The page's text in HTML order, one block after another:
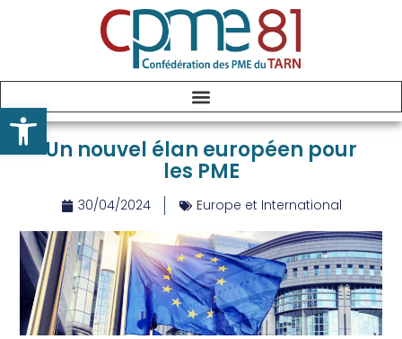
Un nouvel élan européen pour
les PME
30/04/2024 Europe et International
Ouvrir la barre d’outils